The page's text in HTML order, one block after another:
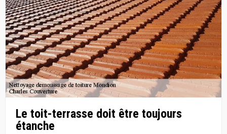
Le toit-terrasse doit être toujours
étanche